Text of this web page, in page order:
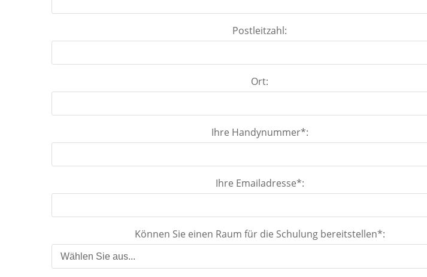
Postleitzahl:
Ort:
Ihre Handynummer*:
Ihre Emailadresse*:
Können Sie einen Raum für die Schulung bereitstellen*: